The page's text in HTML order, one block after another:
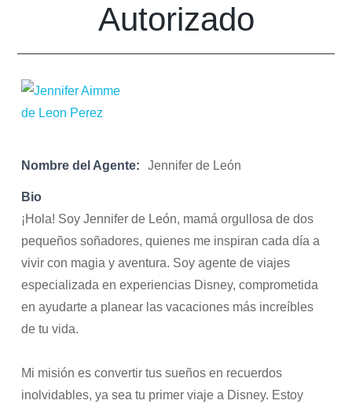
Autorizado
Nombre del Agente: Jennifer de León
Bio
¡Hola! Soy Jennifer de León, mamá orgullosa de dos
pequeños soñadores, quienes me inspiran cada día a
vivir con magia y aventura. Soy agente de viajes
especializada en experiencias Disney, comprometida
en ayudarte a planear las vacaciones más increíbles
de tu vida.
Mi misión es convertir tus sueños en recuerdos
inolvidables, ya sea tu primer viaje a Disney. Estoy